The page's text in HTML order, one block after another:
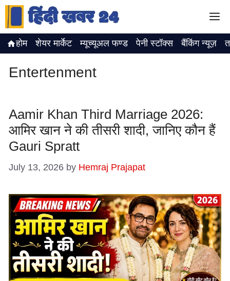
Skip
content
होम शेयर मार्केट म्यूच्यूअल फण्ड पेनी स्टॉक्स बैंकिंग न्यूज़
Entertenment
Aamir Khan Third Marriage 2026:
आमिर खान ने की तीसरी शादी, जानिए कौन हैं
Gauri Spratt
July 13, 2026 by Hemraj Prajapat